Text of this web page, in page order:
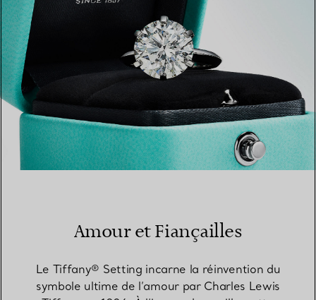
Amour et Fiançailles
Le Tiffany® Setting incarne la réinvention du
symbole ultime de l’amour par Charles Lewis